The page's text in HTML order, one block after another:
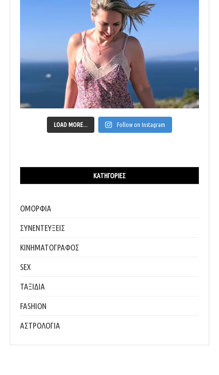
LOAD MORE... Follow on Instagram
ΚΑΤΗΓΟΡΊΕΣ
ΟΜΟΡΦΙΑ
ΣΥΝΕΝΤΕΥΞΕΙΣ
ΚΙΝΗΜΑΤΟΓΡΑΦΟΣ
SEX
ΤΑΞΙΔΙΑ
FASHION
ΑΣΤΡΟΛΟΓΙΑ